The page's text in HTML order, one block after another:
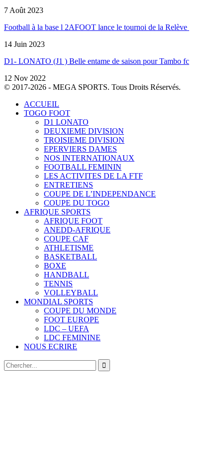
7 Août 2023
Football à la base l 2AFOOT lance le tournoi de la Relève
14 Juin 2023
D1- LONATO (J1 ) Belle entame de saison pour Tambo fc
12 Nov 2022
© 2017-2026 - MEGA SPORTS. Tous Droits Réservés.
ACCUEIL
TOGO FOOT
D1 LONATO
DEUXIEME DIVISION
TROISIEME DIVISION
EPERVIERS DAMES
NOS INTERNATIONAUX
FOOTBALL FEMININ
LES ACTIVITES DE LA FTF
ENTRETIENS
COUPE DE L’INDEPENDANCE
COUPE DU TOGO
AFRIQUE SPORTS
AFRIQUE FOOT
ANEDD-AFRIQUE
COUPE CAF
ATHLETISME
BASKETBALL
BOXE
HANDBALL
TENNIS
VOLLEYBALL
MONDIAL SPORTS
COUPE DU MONDE
FOOT EUROPE
LDC – UEFA
LDC FEMININE
NOUS ECRIRE